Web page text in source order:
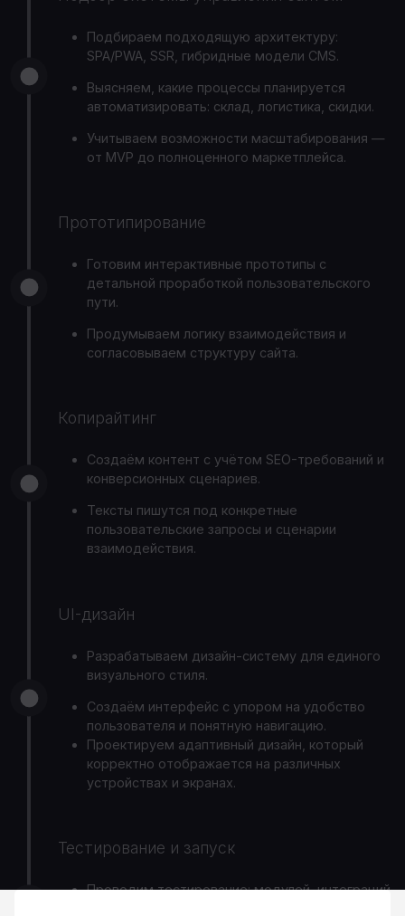
Подбираем подходящую архитектуру:
SPA/PWA, SSR, гибридные модели CMS.
Выясняем, какие процессы планируется
автоматизировать: склад, логистика, скидки.
Учитываем возможности масштабирования —
от MVP до полноценного маркетплейса.
Прототипирование
Готовим интерактивные прототипы с
детальной проработкой пользовательского
пути.
Продумываем логику взаимодействия и
согласовываем структуру сайта.
Копирайтинг
Создаём контент с учётом SEO-требований и
конверсионных сценариев.
Тексты пишутся под конкретные
пользовательские запросы и сценарии
взаимодействия.
UI-дизайн
Разрабатываем дизайн-систему для единого
визуального стиля.
Создаём интерфейс с упором на удобство
пользователя и понятную навигацию.
Проектируем адаптивный дизайн, который
корректно отображается на различных
устройствах и экранах.
Тестирование и запуск
Проводим тестирование: модулей, интеграций